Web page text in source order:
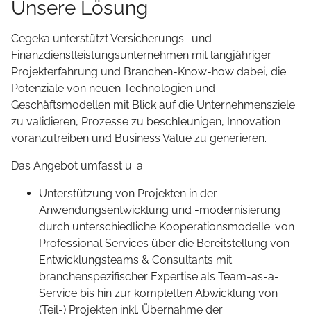
Unsere Lösung
Cegeka unterstützt Versicherungs- und
Finanzdienstleistungsunternehmen mit langjähriger
Projekterfahrung und Branchen-Know-how dabei, die
Potenziale von neuen Technologien und
Geschäftsmodellen mit Blick auf die Unternehmensziele
zu validieren, Prozesse zu beschleunigen, Innovation
voranzutreiben und Business Value zu generieren.
Das Angebot umfasst u. a.:
Unterstützung von Projekten in der
Anwendungsentwicklung und -modernisierung
durch unterschiedliche Kooperationsmodelle: von
Professional Services über die Bereitstellung von
Entwicklungsteams & Consultants mit
branchenspezifischer Expertise als Team-as-a-
Service bis hin zur kompletten Abwicklung von
(Teil-) Projekten inkl. Übernahme der